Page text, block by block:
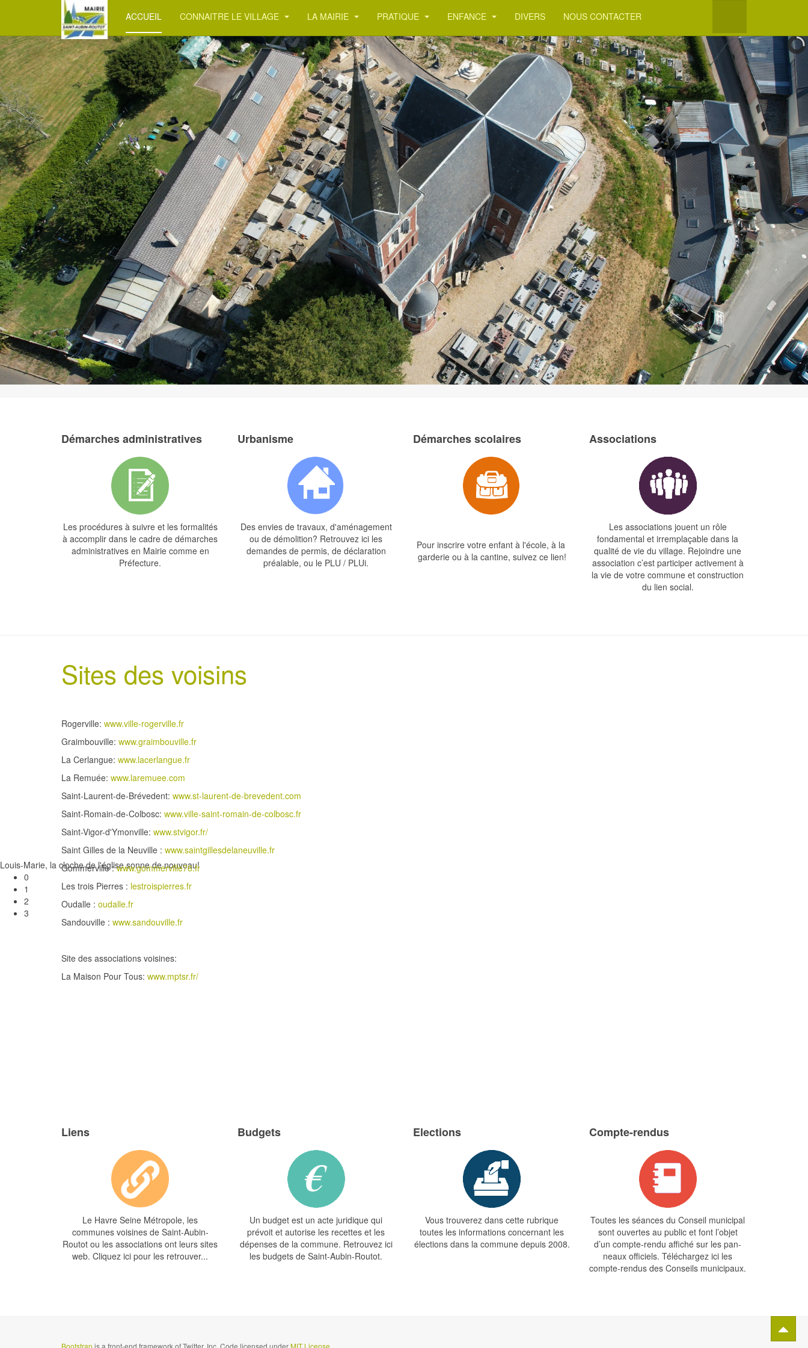
ACCUEIL CONNAITRE LE VILLAGE LA MAIRIE PRATIQUE ENFANCE DIVERS NOUS CONTACTER
Louis-Marie, la cloche de l'église sonne de nouveau!
0
1
2
3
Démarches administratives
Les procédures à suivre et les formalités
à accomplir dans le cadre de démarches
administratives en Mairie comme en
Préfecture.
Urbanisme
Des envies de travaux, d'aménagement
ou de démolition? Retrouvez ici les
demandes de permis, de déclaration
préalable, ou le PLU / PLUi.
Démarches scolaires
Pour inscrire votre enfant à l'école, à la
garderie ou à la cantine, suivez ce lien!
Associations
Les associations jouent un rôle
fondamental et irremplaçable dans la
qualité de vie du village. Rejoindre une
association c’est participer activement à
la vie de votre commune et construction
du lien social.
Sites des voisins
Rogerville: www.ville-rogerville.fr
Graimbouville: www.graimbouville.fr
La Cerlangue: www.lacerlangue.fr
La Remuée: www.laremuee.com
Saint-Laurent-de-Brévedent: www.st-laurent-de-brevedent.com
Saint-Romain-de-Colbosc: www.ville-saint-romain-de-colbosc.fr
Saint-Vigor-d'Ymonville: www.stvigor.fr/
Saint Gilles de la Neuville : www.saintgillesdelaneuville.fr
Gommerville :www.gommerville76.fr
Les trois Pierres : lestroispierres.fr
Oudalle : oudalle.fr
Sandouville : www.sandouville.fr
Site des associations voisines:
La Maison Pour Tous: www.mptsr.fr/
Liens
Le Havre Seine Métropole, les
communes voisines de Saint-Aubin-
Routot ou les associations ont leurs sites
web. Cliquez ici pour les retrouver...
Budgets
Un budget est un acte juridique qui
prévoit et autorise les recettes et les
dépenses de la commune. Retrouvez ici
les budgets de Saint-Aubin-Routot.
Elections
Vous trouverez dans cette rubrique
toutes les informations concernant les
élections dans la commune depuis 2008.
Compte-rendus
Toutes les séances du Conseil municipal
sont ouvertes au public et font l’objet
d’un compte-rendu affiché sur les pan­
neaux officiels. Téléchargez ici les
compte-rendus des Conseils municipaux.
Bootstrapis a front-end framework of Twitter, Inc. Code licensed underMIT License.